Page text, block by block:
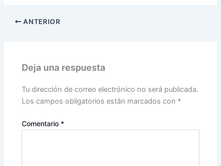
ANTERIOR
Deja una respuesta
Tu dirección de correo electrónico no será publicada.
Los campos obligatorios están marcados con *
Comentario *